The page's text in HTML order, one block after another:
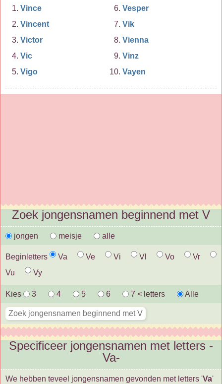
Vince
Vincent
Victor
Vic
Vigo
Vesper
Vik
Vienna
Vinz
Vayen
Zoek jongensnamen beginnend met V
jongen meisje alle
Beginletters Va Ve Vi Vl Vo
Vr
Vu
Vy
Kies 3 4 5 6 7 < letters Alle
Specificeer jongensnamen met letters -
Va-
We hebben teveel jongensnamen gevonden met letters 'Va'